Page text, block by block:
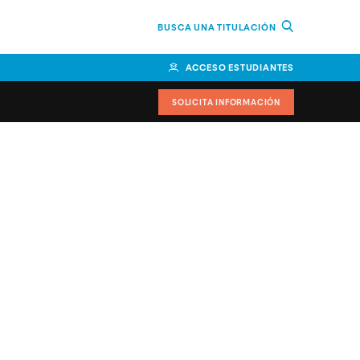
BUSCA UNA TITULACIÓN
ACCESO ESTUDIANTES
SOLICITA INFORMACIÓN